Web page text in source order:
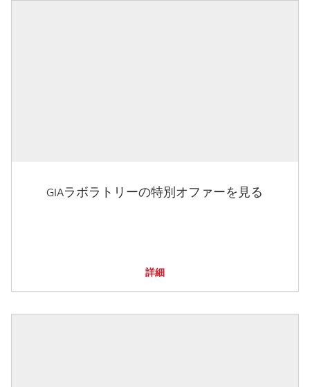
GIAラボラトリーの特別オファーを見る
詳細